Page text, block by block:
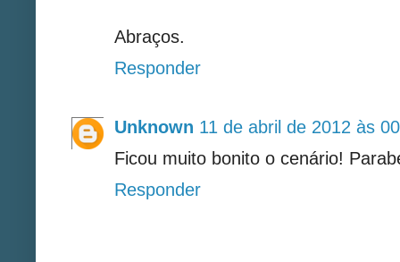
Abraços.
Responder
Unknown 11 de abril de 2012 às
Ficou muito bonito o cenário!
Responder